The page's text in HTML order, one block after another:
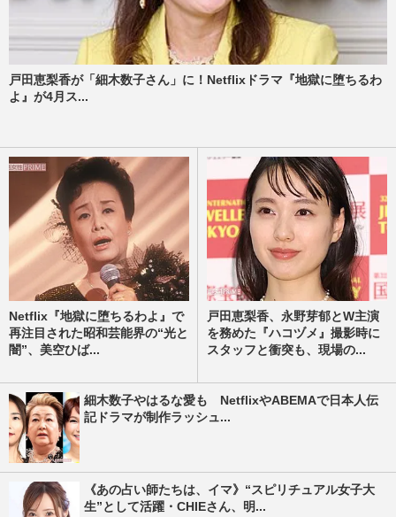
戸田恵梨香が「細木数子さん」に！Netflixドラマ『地獄に堕ちるわ
よ』が4月ス...
Netflix『地獄に堕ちるわよ』で
再注目された昭和芸能界の“光と
闇”、美空ひば...
戸田恵梨香、永野芽郁とW主演
を務めた『ハコヅメ』撮影時に
スタッフと衝突も、現場の...
細木数子やはるな愛も NetflixやABEMAで日本人伝
記ドラマが制作ラッシュ...
《あの占い師たちは、イマ》“スピリチュアル女子大
生”として活躍・CHIEさん、明...